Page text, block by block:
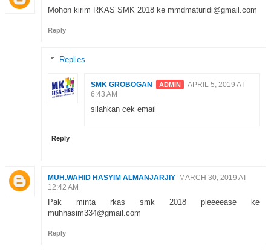
Mohon kirim RKAS SMK 2018 ke mmdmaturidi@gmail.com
Reply
Replies
SMK GROBOGAN
APRIL 5, 2019 AT
6:43 AM
silahkan cek email
Reply
MUH.WAHID HASYIM ALMANJARJIY MARCH 30, 2019 AT
12:42 AM
Pak minta rkas smk 2018 pleeeease ke
muhhasim334@gmail.com
Reply